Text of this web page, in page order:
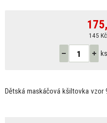
145
ks
Dětská maskáčová kšiltovka vzor